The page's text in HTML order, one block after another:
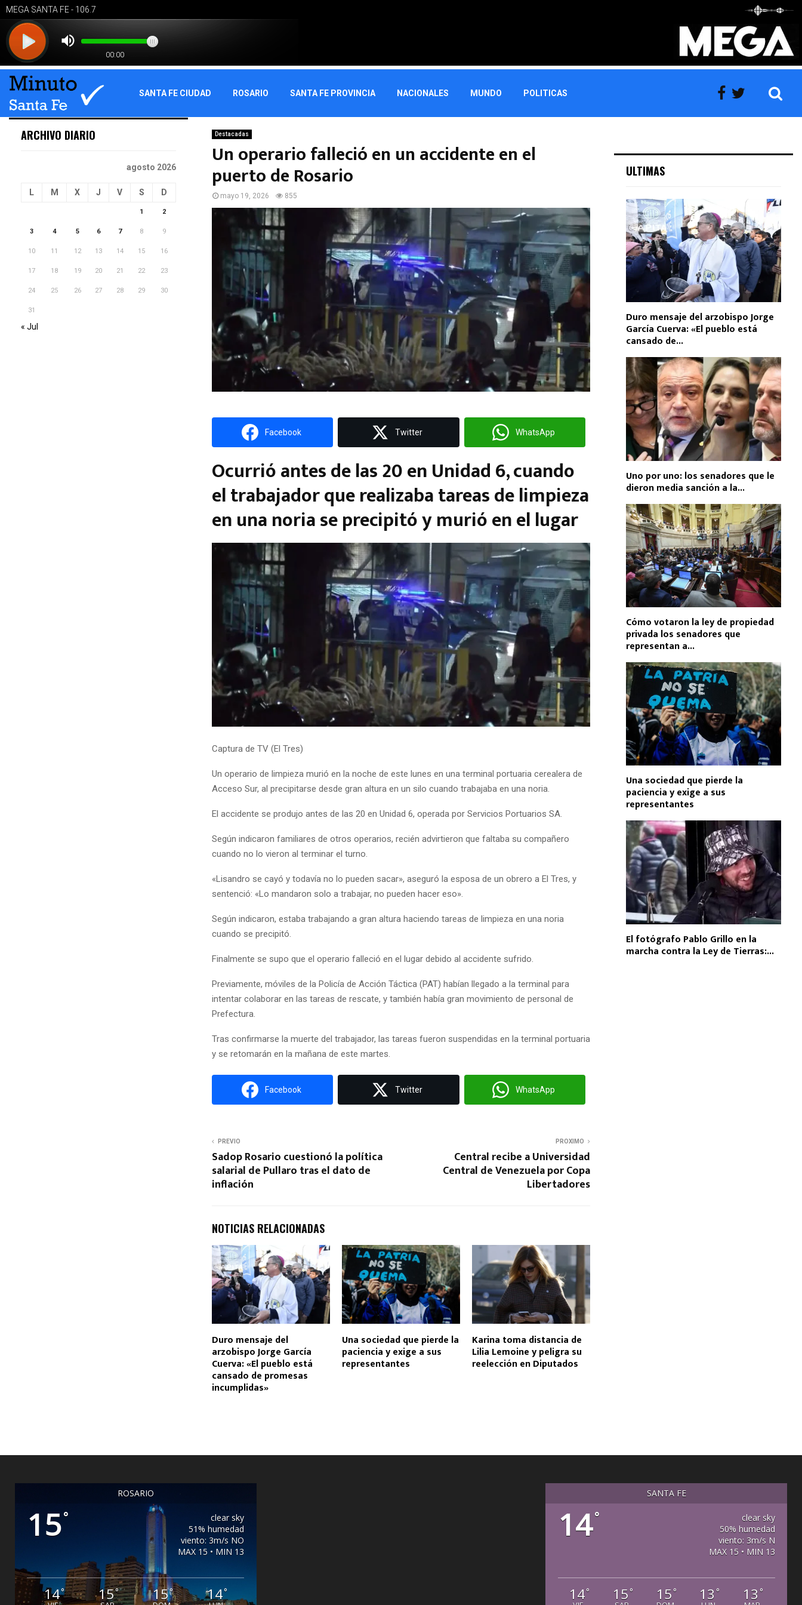
SANTA FE CIUDAD ROSARIO SANTA FE PROVINCIA NACIONALES MUNDO POLITICAS
Destacadas
Un operario falleció en un accidente en el
puerto de Rosario
mayo 19, 2026 855
Facebook Twitter WhatsApp
Ocurrió antes de las 20 en Unidad 6, cuando
el trabajador que realizaba tareas de limpieza
en una noria se precipitó y murió en el lugar
Captura de TV (El Tres)
Un operario de limpieza murió en la noche de este lunes en una terminal portuaria cerealera de
Acceso Sur, al precipitarse desde gran altura en un silo cuando trabajaba en una noria.
El accidente se produjo antes de las 20 en Unidad 6, operada por Servicios Portuarios SA.
Según indicaron familiares de otros operarios, recién advirtieron que faltaba su compañero
cuando no lo vieron al terminar el turno.
«Lisandro se cayó y todavía no lo pueden sacar», aseguró la esposa de un obrero a El Tres, y
sentenció: «Lo mandaron solo a trabajar, no pueden hacer eso».
Según indicaron, estaba trabajando a gran altura haciendo tareas de limpieza en una noria
cuando se precipitó.
Finalmente se supo que el operario falleció en el lugar debido al accidente sufrido.
Previamente, móviles de la Policía de Acción Táctica (PAT) habían llegado a la terminal para
intentar colaborar en las tareas de rescate, y también había gran movimiento de personal de
Prefectura.
Tras confirmarse la muerte del trabajador, las tareas fueron suspendidas en la terminal portuaria
y se retomarán en la mañana de este martes.
Facebook Twitter WhatsApp
PREVIO
Sadop Rosario cuestionó la política
salarial de Pullaro tras el dato de
inflación
PROXIMO
Central recibe a Universidad
Central de Venezuela por Copa
Libertadores
NOTICIAS RELACIONADAS
Duro mensaje del
arzobispo Jorge García
Cuerva: «El pueblo está
cansado de promesas
incumplidas»
Una sociedad que pierde la
paciencia y exige a sus
representantes
Karina toma distancia de
Lilia Lemoine y peligra su
reelección en Diputados
ARCHIVO DIARIO
agosto 2026
L M X J V S D
1 2
3 4 5 6 7 8 9
10 11 12 13 14 15 16
17 18 19 20 21 22 23
24 25 26 27 28 29 30
31
« Jul
ULTIMAS
Duro mensaje del arzobispo Jorge
García Cuerva: «El pueblo está
cansado de...
Uno por uno: los senadores que le
dieron media sanción a la...
Cómo votaron la ley de propiedad
privada los senadores que
representan a...
Una sociedad que pierde la
paciencia y exige a sus
representantes
El fotógrafo Pablo Grillo en la
marcha contra la Ley de Tierras:...
ROSARIO
15°
clear sky
51% humedad
viento: 3m/s NO
MAX 15 • MIN 13
14° 15° 15° 14°
SANTA FE
14°
clear sky
50% humedad
viento: 3m/s N
MAX 15 • MIN 13
14° 15 ° 15 ° 13 ° 13 °